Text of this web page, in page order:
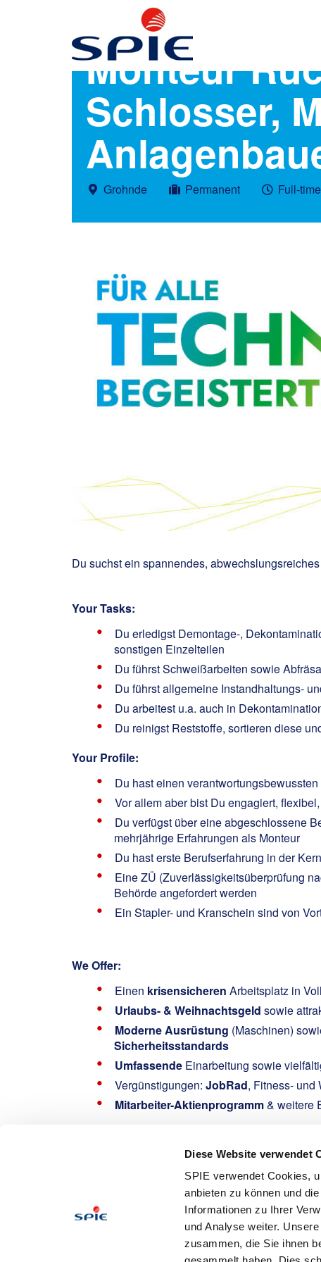
Diese Website verwendet
SPIE verwendet Cookies,
anbieten zu können und
Informationen zu Ihrer
und Analyse weiter.
zusammen, die Sie ihnen
Monteur
Schlosser,
Grohnde Permanent Full-time
Du suchst ein spannendes,
Your Tasks:
Du erledigst Demontage-,
sonstigen Einzelteilen
Du führst Schweißarbeiten sowie
Du führst allgemeine Instandhaltungs-
Du arbeitest u.a. auch in
Du reinigst Reststoffe, sortieren diese
Your Profile:
Du hast einen
Vor allem aber bist Du engagiert,
Du verfügst über eine abgeschlossene
mehrjährige Erfahrungen als Monteur
Du hast erste Berufserfahrung in der
Eine ZÜ (Zuverlässigkeitsüberprüfung
Behörde angefordert werden
Ein Stapler- und Kranschein sind von
We Offer:
Einen krisensicheren Arbeitsplatz in
Urlaubs- & Weihnachtsgeld sowie
Moderne Ausrüstung (Maschinen)
Sicherheitsstandards
Umfassende Einarbeitung sowie
Vergünstigungen: JobRad, Fitness- und
Mitarbeiter-Aktienprogramm& weitere
Email: Manuela.Oeser@spie-isw.com
Wir sind
SPIE KOBAUund seit über 25 Jahren
Industrieservicedienstleistungen.